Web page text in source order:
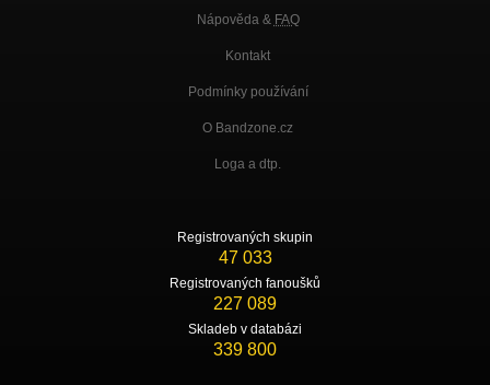
Nápověda & FAQ
Kontakt
Podmínky používání
O Bandzone.cz
Loga a dtp.
Registrovaných skupin
47 033
Registrovaných fanoušků
227 089
Skladeb v databázi
339 800